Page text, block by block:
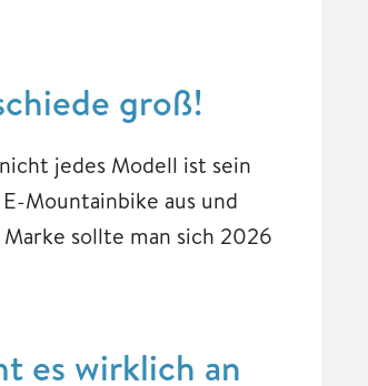
groß!
jedes Modell ist sein
Mountainbike aus und
sollte man sich 2026
es wirklich an